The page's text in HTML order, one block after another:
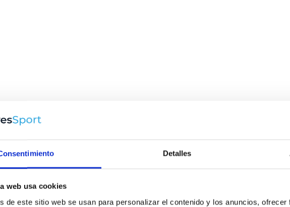
Detalles
web usa cookies
de este sitio web se usan para personalizar el contenido y los anuncios,